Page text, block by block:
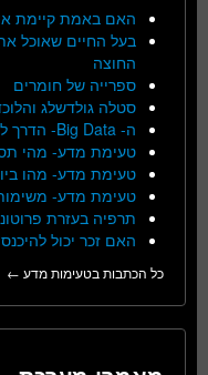
האם באמת קיימת
בעל החיים שאוכל
החוצה
ספרייה של חומרים
סטלה גולדשלג
ה- Big Data- הדרך לאסוף עלינו נתונים
טעימת מדע- מהי
טעימת מדע- מהו
טעימת מדע-
תרפיה בעזרת
האם זכר יכול להיכנס
כל הכתבות בטעימות מדע ←